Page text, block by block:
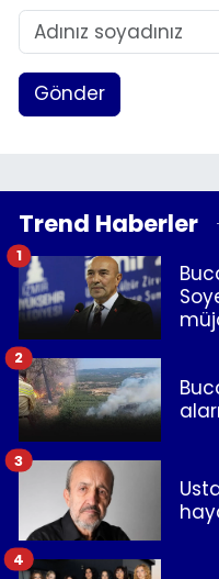
Gönder
Trend Haberler
1
2
3
4